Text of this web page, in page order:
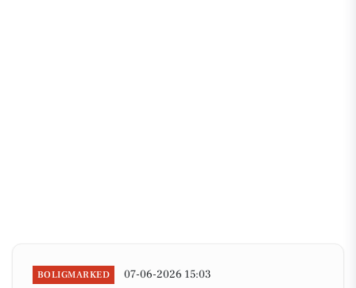
BOLIGMARKED 07-06-2026 15:03